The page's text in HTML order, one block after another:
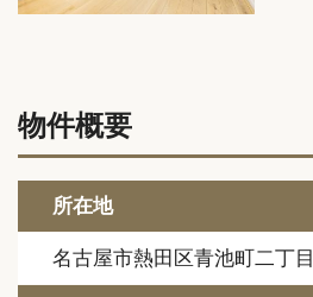
物件概要
所在地
名古屋市熱田区青池町二丁目